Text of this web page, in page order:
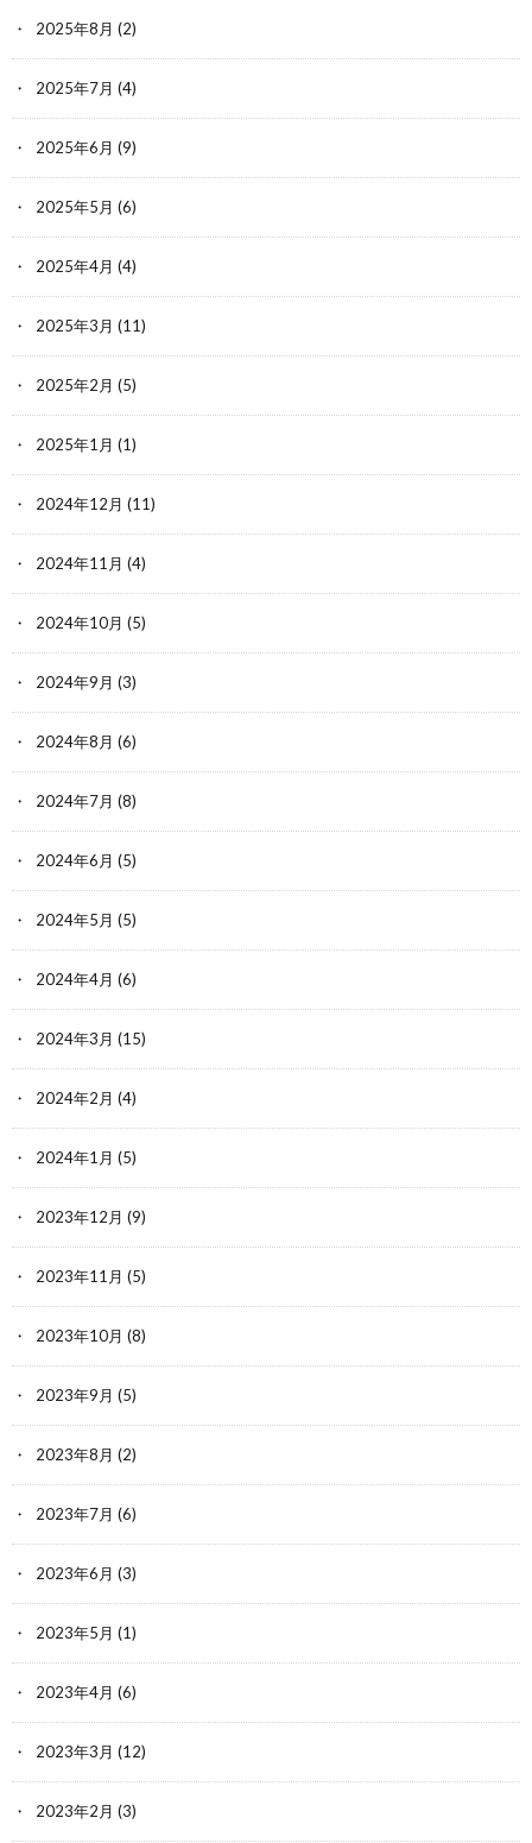
2025年8月 (2)
2025年7月 (4)
2025年6月 (9)
2025年5月 (6)
2025年4月 (4)
2025年3月 (11)
2025年2月 (5)
2025年1月 (1)
2024年12月 (11)
2024年11月 (4)
2024年10月 (5)
2024年9月 (3)
2024年8月 (6)
2024年7月 (8)
2024年6月 (5)
2024年5月 (5)
2024年4月 (6)
2024年3月 (15)
2024年2月 (4)
2024年1月 (5)
2023年12月 (9)
2023年11月 (5)
2023年10月 (8)
2023年9月 (5)
2023年8月 (2)
2023年7月 (6)
2023年6月 (3)
2023年5月 (1)
2023年4月 (6)
2023年3月 (12)
2023年2月 (3)